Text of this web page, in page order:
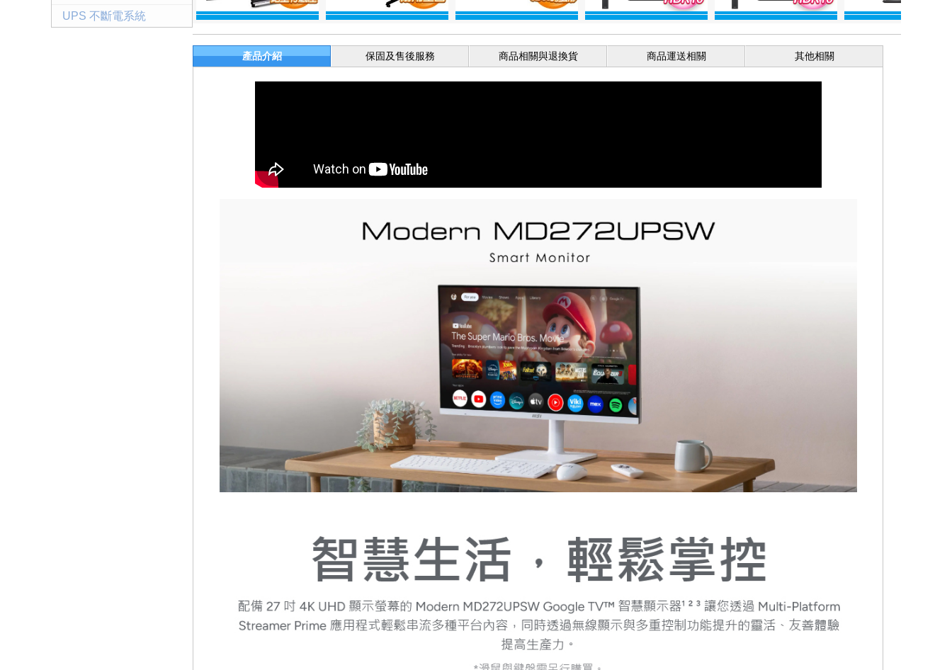
產品介紹 保固及售後服務 商品相關與退換貨 商品運送相關 其他相關
UPS 不斷電系統